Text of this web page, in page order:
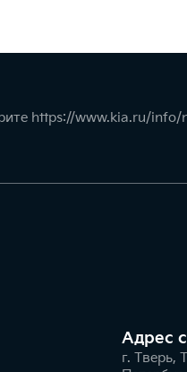
https://www.kia.ru/info/
Адрес
г. Тверь,